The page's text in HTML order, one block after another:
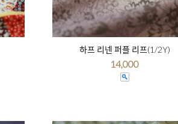
하프 리넨 퍼플 리프(1/2Y)
14,000